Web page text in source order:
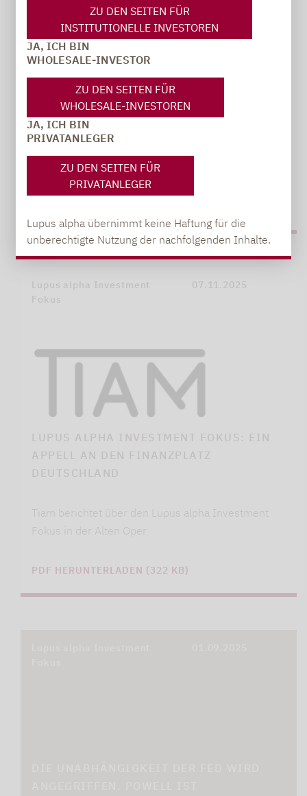
ZU DEN SEITEN FÜR
INSTITUTIONELLE INVESTOREN
JA, ICH BIN
WHOLESALE-INVESTOR
ZU DEN SEITEN FÜR
WHOLESALE-INVESTOREN
JA, ICH BIN
PRIVATANLEGER
ZU DEN SEITEN FÜR
PRIVATANLEGER
Lupus alpha übernimmt keine Haftung für die
unberechtigte Nutzung der nachfolgenden Inhalte.
DIE PROFIS WERDEN FÜR 2026
VORSICHTIGER
Beim Lupus alpha Investment Fokus sehen die
Lupus alpha Investment
Fokus
07.11.2025
LUPUS ALPHA INVESTMENT FOKUS: EIN
APPELL AN DEN FINANZPLATZ
DEUTSCHLAND
Tiam berichtet über den Lupus alpha Investment
Fokus in der Alten Oper
PDF HERUNTERLADEN (322 KB)